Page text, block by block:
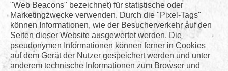
"Web Beacons" bezeichnet) für statistische oder
Marketingzwecke verwenden. Durch die "Pixel-Tags"
können Informationen, wie der Besucherverkehr auf den
Seiten dieser Website ausgewertet werden. Die
pseudonymen Informationen können ferner in Cookies
auf dem Gerät der Nutzer gespeichert werden und unter
anderem technische Informationen zum Browser und